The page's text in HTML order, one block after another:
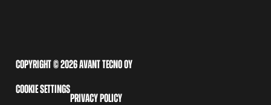
COPYRIGHT © 2026 AVANT TECNO OY
COOKIE SETTINGS
PRIVACY POLICY